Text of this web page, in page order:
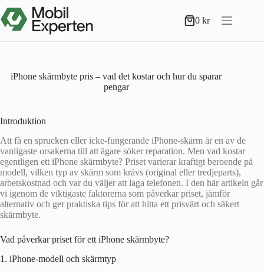
till
innehåll
Varukorg
0kr
iPhone skärmbyte pris – vad det kostar och hur du sparar
pengar
Introduktion
Att få en sprucken eller icke-fungerande iPhone-skärm är en av de
vanligaste orsakerna till att ägare söker reparation. Men vad kostar
egentligen ett iPhone skärmbyte? Priset varierar kraftigt beroende på
modell, vilken typ av skärm som krävs (original eller tredjeparts),
arbetskostnad och var du väljer att laga telefonen. I den här artikeln går
vi igenom de viktigaste faktorerna som påverkar priset, jämför
alternativ och ger praktiska tips för att hitta ett prisvärt och säkert
skärmbyte.
Vad påverkar priset för ett iPhone skärmbyte?
1. iPhone-modell och skärmtyp